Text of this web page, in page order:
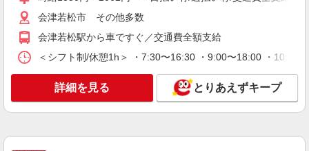
会津若松市 その他多数
キープ 詳細を見る
派遣社員
株式会社kotrio /●SD-H-1975169
会津若松市｜日払いOK！日収1万円超え×サ高
時給1350円〜2062円 ＜日払い有/週払い有/交
会津若松市 その他多数
会津若松駅から車ですぐ／交通費全額支給
＜シフト制/休憩1h＞ ・7:30〜16:30 ・9:00〜18:00 ・
詳細を見る とりあえずキープ